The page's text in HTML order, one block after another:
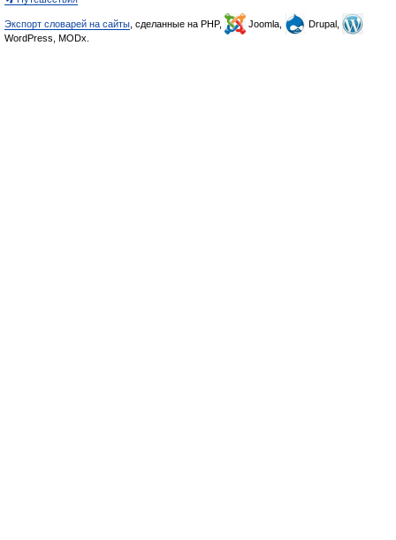
Экспорт словарей на сайты , сделанные на PHP, Joomla,
Drupal,
WordPress, MODx.